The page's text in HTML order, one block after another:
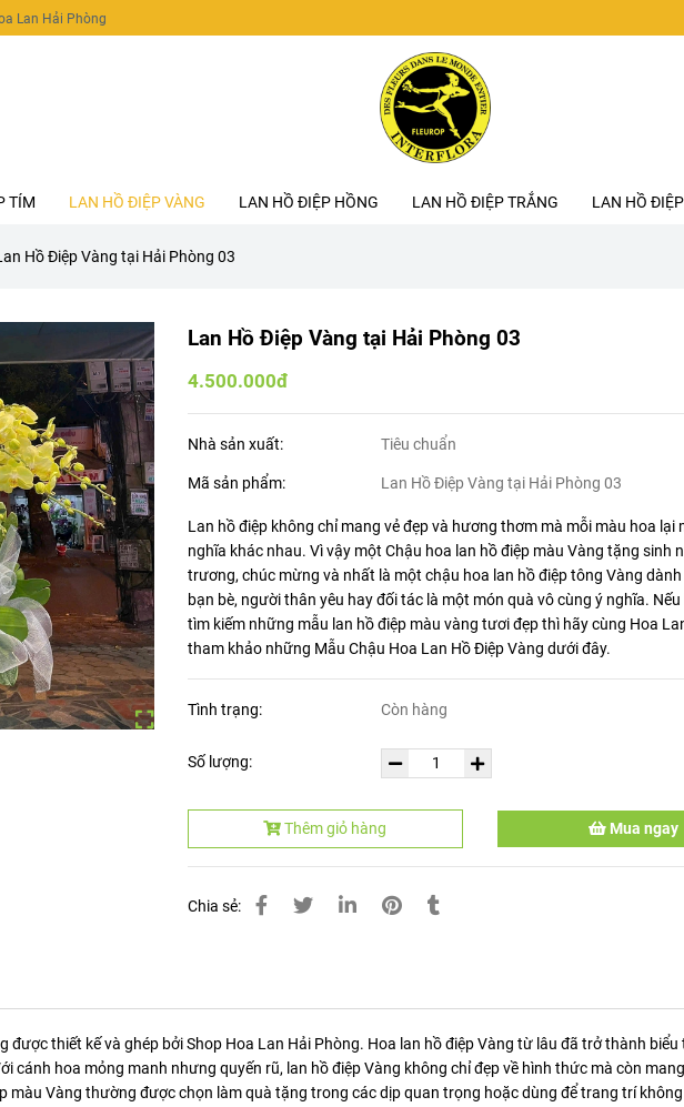
Lan Hải Phòng
TÍM LAN HỒ ĐIỆP VÀNG LAN HỒ ĐIỆP HỒNG LAN HỒ ĐIỆP TRẮNG LAN HỒ
Hồ Điệp Vàng tại Hải Phòng 03
Lan Hồ Điệp Vàng tại Hải Phòng 03
4.500.000đ
Nhà sản xuất: Tiêu chuẩn
Mã sản phẩm: Lan Hồ Điệp Vàng tại Hải Phòng 03
Lan hồ điệp không chỉ mang vẻ đẹp và hương thơm mà mỗi màu hoa lại
nghĩa khác nhau. Vì vậy một Chậu hoa lan hồ điệp màu Vàng tặng sinh
trương, chúc mừng và nhất là một chậu hoa lan hồ điệp tông Vàng
bạn bè, người thân yêu hay đối tác là một món quà vô cùng ý nghĩa.
tìm kiếm những mẫu lan hồ điệp màu vàng tươi đẹp thì hãy cùng Hoa
tham khảo những Mẫu Chậu Hoa Lan Hồ Điệp Vàng dưới đây.
Tình trạng: Còn hàng
Số lượng:
Thêm giỏ hàng Mua ngay
Chia sẻ:
được thiết kế và ghép bởi Shop Hoa Lan Hải Phòng. Hoa lan hồ điệp Vàng từ lâu đã trở thành biểu
cánh hoa mỏng manh nhưng quyến rũ, lan hồ điệp Vàng không chỉ đẹp về hình thức mà còn
màu Vàng thường được chọn làm quà tặng trong các dịp quan trọng hoặc dùng để trang trí